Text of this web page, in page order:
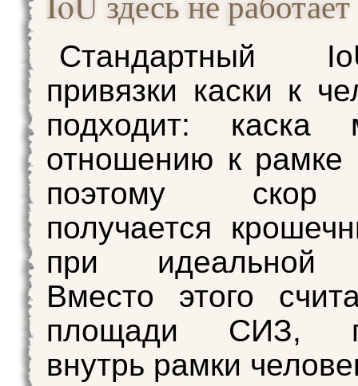
Стандартный
привязки каски к
подходит:
отношению к рамке
поэтому скор
получается
при идеальной
Вместо этого
площади СИЗ,
внутрь рамки